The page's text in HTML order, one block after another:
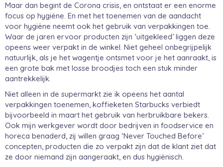
Maar dan begint de Corona crisis, en ontstaat er een enorme
focus op hygiëne. En met het toenemen van de aandacht
voor hygiëne neemt ook het gebruik van verpakkingen toe.
Waar de jaren ervoor producten zijn ‘uitgekleed’ liggen deze
opeens weer verpakt in de winkel. Niet geheel onbegrijpelijk
natuurlijk, als je het wagentje ontsmet voor je het aanraakt, is
een grote bak met losse broodjes toch een stuk minder
aantrekkelijk.
Niet alleen in de supermarkt zie ik opeens het aantal
verpakkingen toenemen, koffieketen Starbucks verbiedt
bijvoorbeeld in maart het gebruik van herbruikbare bekers.
Ook mijn werkgever wordt door bedrijven in foodservice en
horeca benaderd, zij willen graag ‘Never Touched Before’
concepten, producten die zo verpakt zijn dat de klant ziet dat
ze door niemand zijn aangeraakt, en dus hygiënisch.